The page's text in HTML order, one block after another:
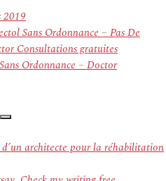
2019
Sans Ordonnance – Pas De
Consultations gratuites
Ordonnance – Doctor
Recherche
architecte pour la réhabilitation